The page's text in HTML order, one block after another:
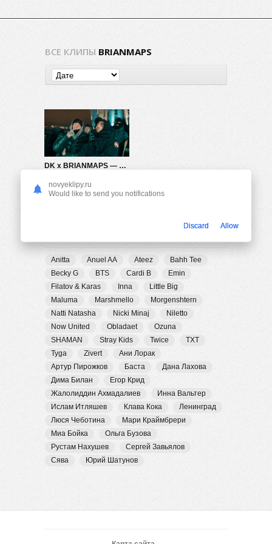
ВСЕ КЛИПЫ BRIANMAPS
DK x BRIANMAPS — Не сей любовь
Anitta Anuel AA Ateez
Bahh Tee
Becky G
BTS Cardi B
Emin
Filatov & Karas
Inna
Little Big
Maluma
Marshmello
Morgenshtern
Natti Natasha
Nicki Minaj
Niletto
Now United
Obladaet
Ozuna
SHAMAN
Stray Kids Twice
TXT
Tyga
Zivert
Ани Лорак
Артур Пирожков
Баста
Дана Лахова
Дима Билан
Егор Крид
Жалолиддин Ахмадалиев
Инна Вальтер
Ислам Итляшев
Клава Кока
Ленинград
Люся Чеботина
Мари Краймбрери
Миа Бойка
Ольга Бузова
Рустам Нахушев
Сергей Завьялов
Сява
Юрий Шатунов
novyeklipy.ru
Would like to send you notifications
Discard Allow